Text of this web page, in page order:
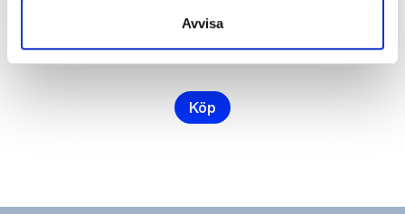
Avvisa
2000 kr kr
Köp